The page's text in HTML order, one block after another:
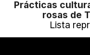
Prácticas
rosas de
Lista